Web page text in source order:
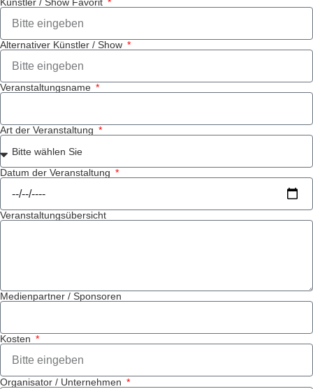
Alternativer Künstler / Show
Veranstaltungsname
Art der Veranstaltung
Datum der Veranstaltung
Veranstaltungsübersicht
Medienpartner / Sponsoren
Kosten
Organisator / Unternehmen